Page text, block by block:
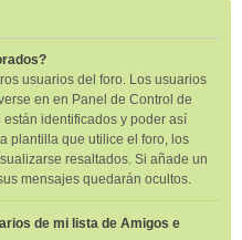
usuarios del foro. Los usuarios
en en Panel de Control de
identificados y poder así
plantilla que utilice el foro, los
resaltados. Si añade un
mensajes quedarán ocultos.
de mi lista de Amigos e